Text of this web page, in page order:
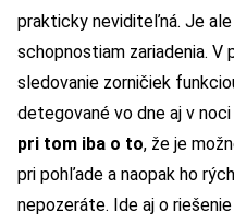
prakticky neviditeľná. Je ale
schopnostiam zariadenia.
sledovanie zorničiek
detegované vo dne aj v
pri tom iba o to, že je
pri pohľade a naopak ho
nepozeráte. Ide aj o riešenie